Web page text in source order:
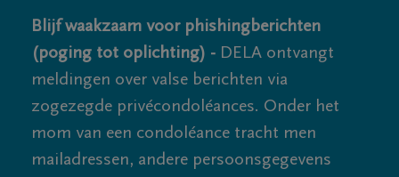
Blijf waakzaam voor phishingberichten
(poging tot oplichting) - DELA ontvangt
meldingen over valse berichten via
zogezegde privécondoléances. Onder het
mom van een condoléance tracht men
mailadressen, andere persoonsgegevens